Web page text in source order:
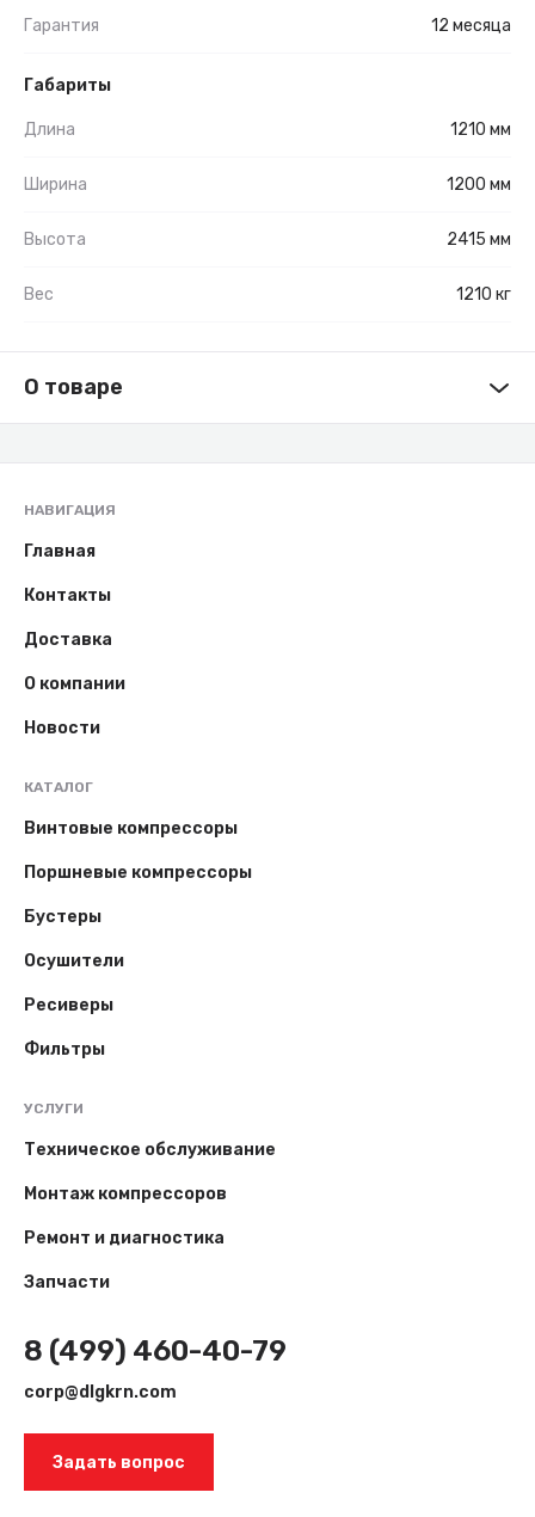
Гарантия 12 месяца
Габариты
Длина 1210 мм
Ширина 1200 мм
Высота 2415 мм
Вес 1210 кг
О товаре
НАВИГАЦИЯ
Главная
Контакты
Доставка
О компании
Новости
КАТАЛОГ
Винтовые компрессоры
Поршневые компрессоры
Бустеры
Осушители
Ресиверы
Фильтры
УСЛУГИ
Техническое обслуживание
Монтаж компрессоров
Ремонт и диагностика
Запчасти
8 (499) 460-40-79
corp@dlgkrn.com
Задать вопрос